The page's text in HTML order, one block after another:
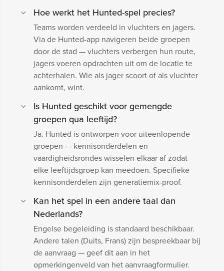
Hoe werkt het Hunted-spel precies?
Teams worden verdeeld in vluchters en jagers.
Via de Hunted-app navigeren beide groepen
door de stad — vluchters verbergen hun route,
jagers voeren opdrachten uit om de locatie te
achterhalen. Wie als jager scoort of als vluchter
aankomt, wint.
Is Hunted geschikt voor gemengde
groepen qua leeftijd?
Ja. Hunted is ontworpen voor uiteenlopende
groepen — kennisonderdelen en
vaardigheidsrondes wisselen elkaar af zodat
elke leeftijdsgroep kan meedoen. Specifieke
kennisonderdelen zijn generatiemix-proof.
Kan het spel in een andere taal dan
Nederlands?
Engelse begeleiding is standaard beschikbaar.
Andere talen (Duits, Frans) zijn bespreekbaar bij
de aanvraag — geef dit aan in het
opmerkingenveld van het aanvraagformulier.